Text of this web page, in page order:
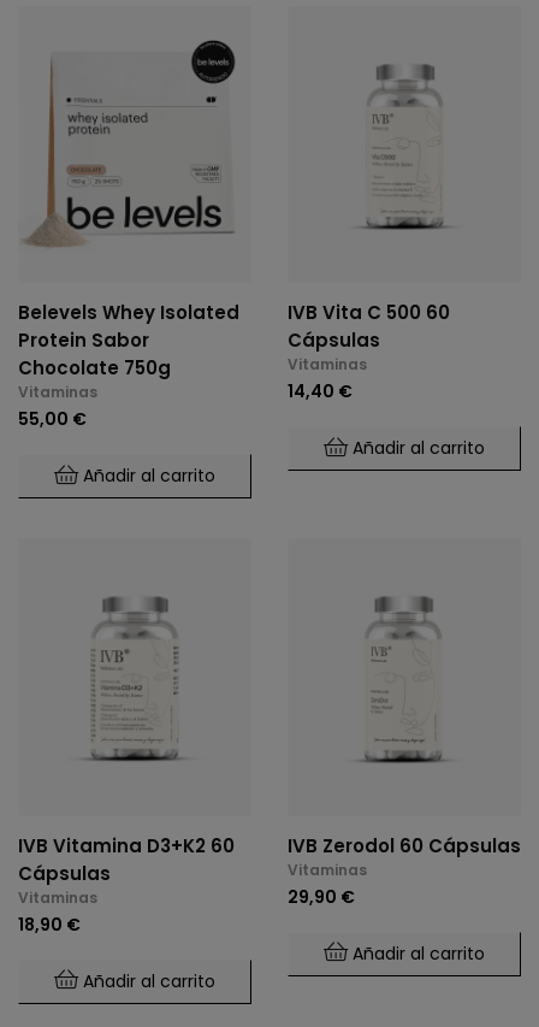
Belevels Whey Isolated
Protein Sabor
Chocolate 750g
Vitaminas
55,00 €
Añadir al carrito
IVB Vita C 500 60
Cápsulas
Vitaminas
14,40 €
Añadir al carrito
IVB Vitamina D3+K2 60
Cápsulas
Vitaminas
18,90 €
Añadir al carrito
IVB Zerodol 60 Cápsulas
Vitaminas
29,90 €
Añadir al carrito